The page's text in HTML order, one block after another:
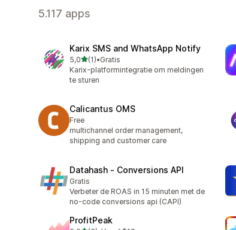
5.117 apps
Karix SMS and WhatsApp Notify
5,0van 5 sterren
(1)
1 recensies in totaal
•Gratis
Karix-platformintegratie om meldingen
te sturen
Calicantus OMS
Free
multichannel order management,
shipping and customer care
Datahash ‑ Conversions API
Gratis
Verbeter de ROAS in 15 minuten met de
no-code conversions api (CAPI)
ProfitPeak